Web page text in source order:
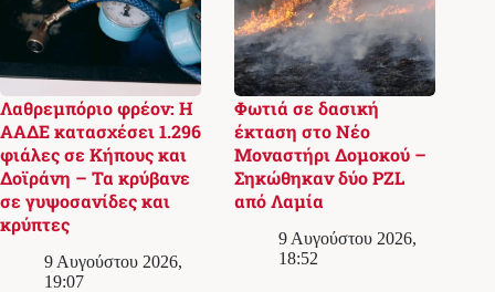
Λαθρεμπόριο φρέον: Η
ΑΑΔΕ κατασχέσει 1.296
φιάλες σε Κήπους και
Δοϊράνη – Τα κρύβανε
σε γυψοσανίδες και
κρύπτες
9 Αυγούστου 2026,
19:07
Φωτιά σε δασική
έκταση στο Νέο
Μοναστήρι Δομοκού –
Σηκώθηκαν δύο PZL
από Λαμία
9 Αυγούστου 2026,
18:52